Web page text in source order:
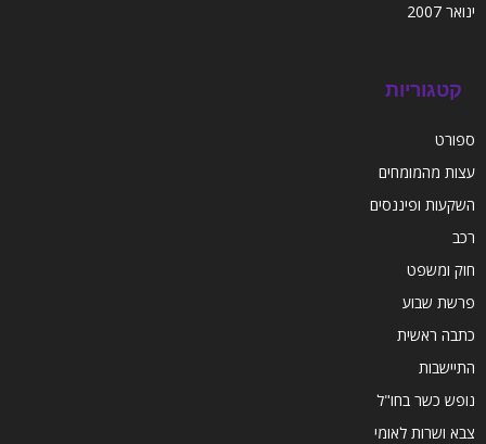
ינואר 2007
קטגוריות
ספורט
עצות מהמומחים
השקעות ופיננסים
רכב
חוק ומשפט
פרשת שבוע
כתבה ראשית
התיישבות
נופש כשר בחו"ל
צבא ושרות לאומי